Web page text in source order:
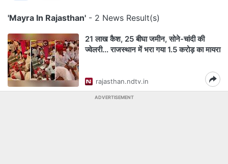
'Mayra In Rajasthan' - 2 News Result(s)
21 लाख कैश, 25 बीघा जमीन, सोने-चांदी की
ज्वेलरी... राजस्थान में भरा गया 1.5 करोड़ का मायरा
rajasthan.ndtv.in
ADVERTISEMENT